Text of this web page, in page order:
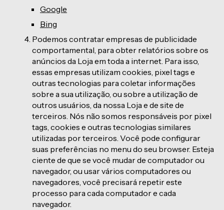
Google
Bing
Podemos contratar empresas de publicidade
comportamental, para obter relatórios sobre os
anúncios da Loja em toda a internet. Para isso,
essas empresas utilizam cookies, pixel tags e
outras tecnologias para coletar informações
sobre a sua utilização, ou sobre a utilização de
outros usuários, da nossa Loja e de site de
terceiros. Nós não somos responsáveis por pixel
tags, cookies e outras tecnologias similares
utilizadas por terceiros. Você pode configurar
suas preferências no menu do seu browser. Esteja
ciente de que se você mudar de computador ou
navegador, ou usar vários computadores ou
navegadores, você precisará repetir este
processo para cada computador e cada
navegador.